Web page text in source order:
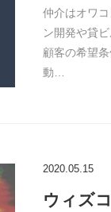
仲介はオワ
ン開発や貸
顧客の希望
動…
2020.05.15
ウィズ